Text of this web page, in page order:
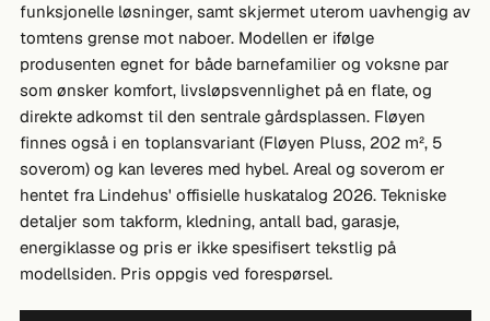
funksjonelle løsninger, samt skjermet uterom uavhengig av
tomtens grense mot naboer. Modellen er ifølge
produsenten egnet for både barnefamilier og voksne par
som ønsker komfort, livsløpsvennlighet på en flate, og
direkte adkomst til den sentrale gårdsplassen. Fløyen
finnes også i en toplansvariant (Fløyen Pluss, 202 m², 5
soverom) og kan leveres med hybel. Areal og soverom er
hentet fra Lindehus' offisielle huskatalog 2026. Tekniske
detaljer som takform, kledning, antall bad, garasje,
energiklasse og pris er ikke spesifisert tekstlig på
modellsiden. Pris oppgis ved forespørsel.